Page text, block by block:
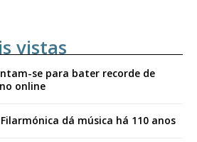
vistas
se para bater recorde de
online
dá música há 110 anos